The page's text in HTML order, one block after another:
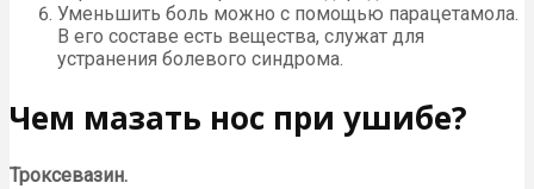
Уменьшить боль можно с помощью парацетамола.
В его составе есть вещества, служат для
устранения болевого синдрома.
Чем мазать нос при ушибе?
Троксевазин.